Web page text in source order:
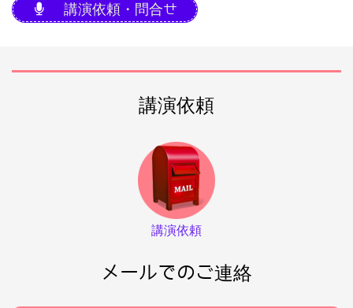
講演依頼・問合せ
講演依頼
講演依頼
メールでのご連絡